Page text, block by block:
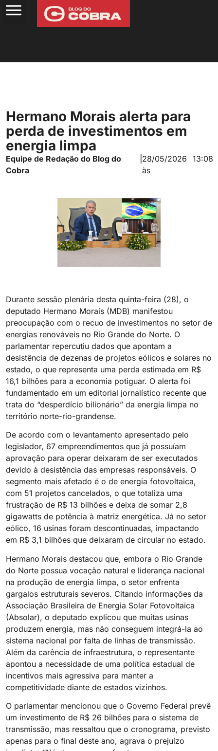
Hermano Morais alerta para
perda de investimentos em
energia limpa
Equipe de Redação do Blog do
Cobra
28/05/2026
às
13:08
Durante sessão plenária desta quinta-feira (28), o
deputado Hermano Morais (MDB) manifestou
preocupação com o recuo de investimentos no setor de
energias renováveis no Rio Grande do Norte. O
parlamentar repercutiu dados que apontam a
desistência de dezenas de projetos eólicos e solares no
estado, o que representa uma perda estimada em R$
16,1 bilhões para a economia potiguar. O alerta foi
fundamentado em um editorial jornalístico recente que
trata do “desperdício bilionário” da energia limpa no
território norte-rio-grandense.
De acordo com o levantamento apresentado pelo
legislador, 67 empreendimentos que já possuíam
aprovação para operar deixaram de ser executados
devido à desistência das empresas responsáveis. O
segmento mais afetado é o de energia fotovoltaica,
com 51 projetos cancelados, o que totaliza uma
frustração de R$ 13 bilhões e deixa de somar 2,8
gigawatts de potência à matriz energética. Já no setor
eólico, 16 usinas foram descontinuadas, impactando
em R$ 3,1 bilhões que deixaram de circular no estado.
Hermano Morais destacou que, embora o Rio Grande
do Norte possua vocação natural e liderança nacional
na produção de energia limpa, o setor enfrenta
gargalos estruturais severos. Citando informações da
Associação Brasileira de Energia Solar Fotovoltaica
(Absolar), o deputado explicou que muitas usinas
produzem energia, mas não conseguem integrá-la ao
sistema nacional por falta de linhas de transmissão.
Além da carência de infraestrutura, o representante
apontou a necessidade de uma política estadual de
incentivos mais agressiva para manter a
competitividade diante de estados vizinhos.
O parlamentar mencionou que o Governo Federal prevê
um investimento de R$ 26 bilhões para o sistema de
transmissão, mas ressaltou que o cronograma, previsto
apenas para o final deste ano, agrava o prejuízo